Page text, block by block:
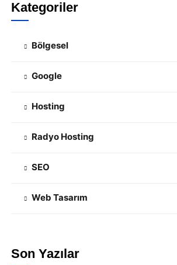
Kategoriler
Bölgesel
Google
Hosting
Radyo Hosting
SEO
Web Tasarım
Son Yazılar